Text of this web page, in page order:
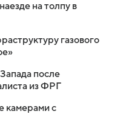
на толпу в
газового
после
из ФРГ
камерами с